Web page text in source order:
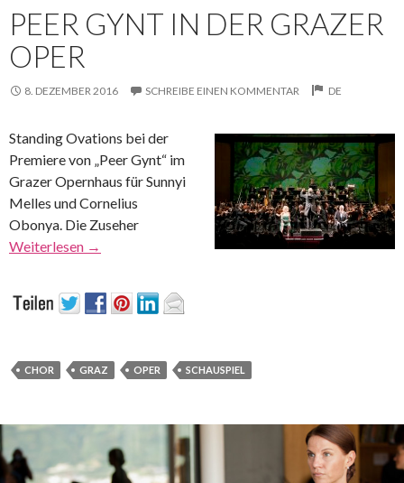
PEER GYNT IN DER GRAZER
OPER
8. DEZEMBER 2016 SCHREIBE EINEN KOMMENTAR DE
Standing Ovations bei der
Premiere von „Peer Gynt“ im
Grazer Opernhaus für Sunnyi
Melles und Cornelius
Obonya. Die Zuseher
Weiterlesen →
CHOR GRAZ OPER SCHAUSPIEL